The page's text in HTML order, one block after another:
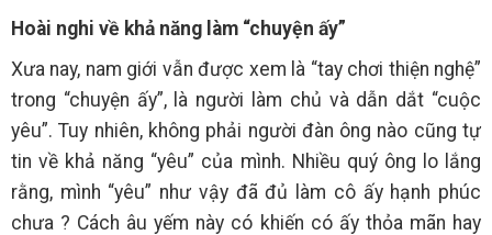
Hoài nghi về khả năng làm “chuyện ấy”
Xưa nay, nam giới vẫn được xem là “tay chơi thiện nghệ”
trong “chuyện ấy”, là người làm chủ và dẫn dắt “cuộc
yêu”. Tuy nhiên, không phải người đàn ông nào cũng tự
tin về khả năng “yêu” của mình. Nhiều quý ông lo lắng
rằng, mình “yêu” như vậy đã đủ làm cô ấy hạnh phúc
chưa ? Cách âu yếm này có khiến có ấy thỏa mãn hay